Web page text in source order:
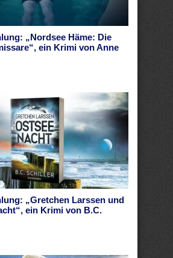
„Nordsee Häme: Die
ein Krimi von Anne
„Gretchen Larssen und
ein Krimi von B.C.